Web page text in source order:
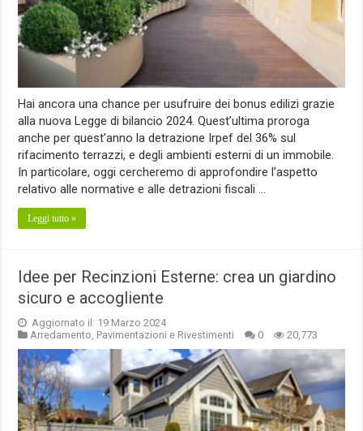
Hai ancora una chance per usufruire dei bonus edilizi grazie
alla nuova Legge di bilancio 2024. Quest’ultima proroga
anche per quest’anno la detrazione Irpef del 36% sul
rifacimento terrazzi, e degli ambienti esterni di un immobile.
In particolare, oggi cercheremo di approfondire l’aspetto
relativo alle normative e alle detrazioni fiscali …
Leggi tutto »
Idee per Recinzioni Esterne: crea un giardino
sicuro e accogliente
Aggiornato il: 19 Marzo 2024
Arredamento Pavimentazioni e Rivestimenti 0 20,773